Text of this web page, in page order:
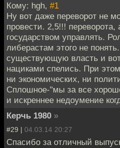
Кому: hgh, #1
Ну вот даже переворот не
провести. 2,5!!! переворота,
государством управлять.
либерастам этого не
существующую власть и
нациками спелись. При
ни экономических, ни
Сплошное-"мы за все
и искреннее недоумение
Керчь 1980 »
#29 | 04.03.14 20:27
Спасибо за отличный